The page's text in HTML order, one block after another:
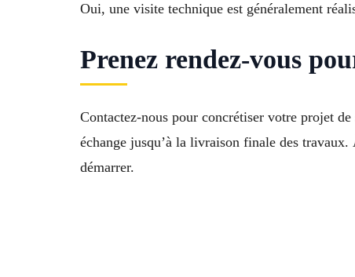
Oui, une visite technique est généralement
Prenez rendez-vous
Contactez-nous pour concrétiser votre projet
échange jusqu’à la livraison finale des
démarrer.